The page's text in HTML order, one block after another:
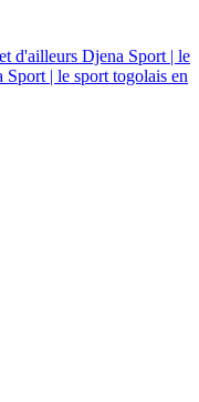
Djena Sport | le
| le sport togolais en